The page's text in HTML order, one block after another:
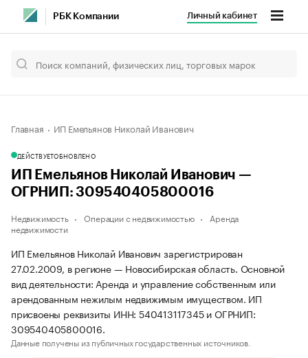
РБК Компании Личный кабинет
Главная ИП Емельянов Николай Иванович
ДЕЙСТВУЕТОБНОВЛЕНО
ИП Емельянов Николай Иванович —
ОГРНИП: 309540405800016
Недвижимость Операции с недвижимостью
Аренда
недвижимости
ИП Емельянов Николай Иванович зарегистрирован
27.02.2009, в регионе — Новосибирская область. Основной
вид деятельности: Аренда и управление собственным или
арендованным нежилым недвижимым имуществом. ИП
присвоены реквизиты ИНН: 540413117345 и ОГРНИП:
309540405800016.
Данные получены из публичных государственных источников.